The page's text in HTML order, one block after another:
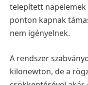
telepített napelemek
ponton kapnak
nem igényelnek.
A rendszer
kilonewton, de a